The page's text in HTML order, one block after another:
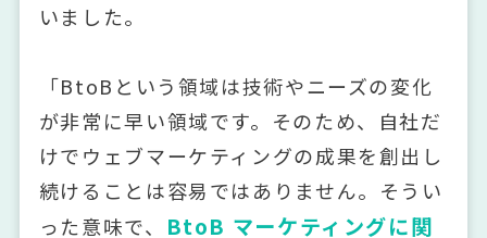
いました。
「BtoBという領域は技術やニーズの変化
が非常に早い領域です。そのため、自社だ
けでウェブマーケティングの成果を創出し
続けることは容易ではありません。そうい
った意味で、 BtoB マーケティングに関